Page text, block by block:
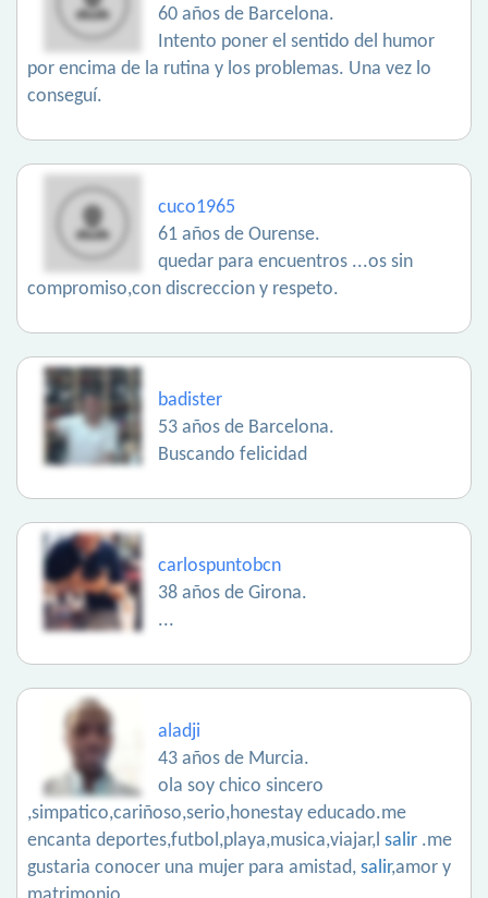
60 años de Barcelona.
Intento poner el sentido del humor
por encima de la rutina y los problemas. Una vez lo
conseguí.
cuco1965
61 años de Ourense.
quedar para encuentros ...os sin
compromiso,con discreccion y respeto.
badister
53 años de Barcelona.
Buscando felicidad
carlospuntobcn
38 años de Girona.
...
aladji
43 años de Murcia.
ola soy chico sincero
,simpatico,cariñoso,serio,honestay educado.me
encanta deportes,futbol,playa,musica,viajar,l salir .me
gustaria conocer una mujer para amistad, salir,amor y